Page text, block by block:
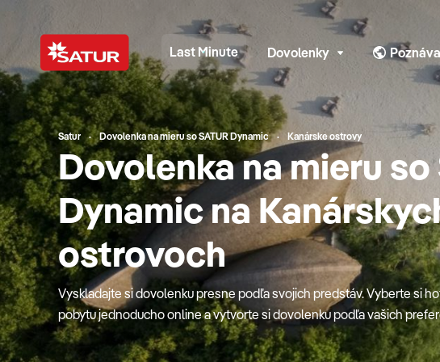
Last Minute Dovolenky
Satur Dovolenka na mieru so SATUR Dynamic Kanárske ostrovy
Dovolenka na mieru so
Dynamic na
ostrovoch
Vyskladajte si dovolenku presne podľa svojich predstáv. Vyberte si
pobytu jednoducho online a vytvorte si dovolenku podľa vašich
dynamických balíkov a istotou služieb CK SATUR. SATUR Dynamic
rezervácie dovolenky, vďaka ktorému kombinujete dostupné lety,